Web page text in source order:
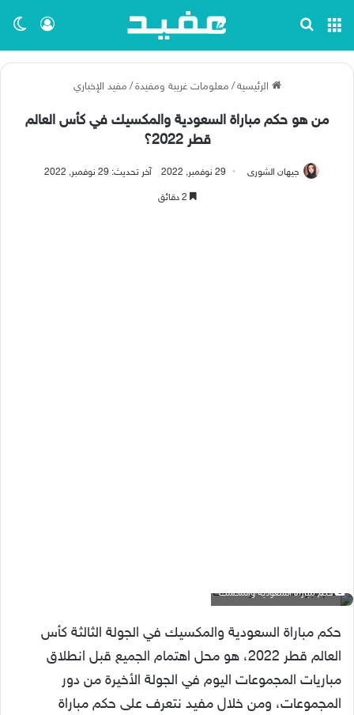
تسجيل القائمة
الرئيسية / معلومات غريبة ومفيدة / مفيد الإخباري
من هو حكم مباراة السعودية والمكسيك في كأس العالم
قطر 2022؟
جيهان الشورى 29 نوفمبر, 2022 آخر تحديث: 29 نوفمبر, 2022
حكم مباراة السعودية والمكسك
حكم مباراة السعودية والمكسيك في الجولة الثالثة كأس
العالم قطر 2022، هو محل اهتمام الجميع قبل انطلاق
مباريات المجموعات اليوم في الجولة الأخيرة من دور
المجموعات، ومن خلال مفيد نتعرف على حكم مباراة